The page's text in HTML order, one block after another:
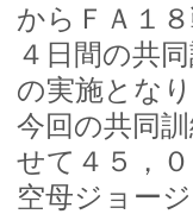
からＦＡ１
４日間の共
の実施とな
今回の共同
せて４５，
空母ジョー